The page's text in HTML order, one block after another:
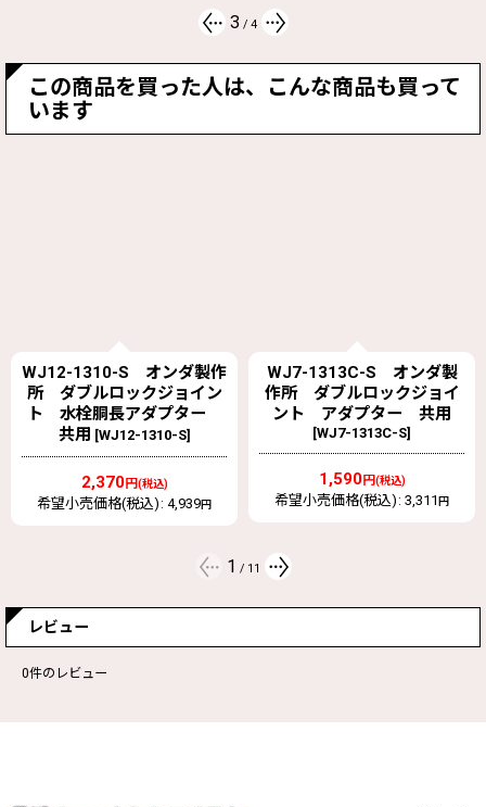
4 / 4
この商品を買った人は、こんな商品も買って
います
WJ7-1313C-S オンダ製
作所 ダブルロックジョイ
ント アダプター 共用
[WJ7-1313C-S]
1,590円(税込)
希望小売価格(税込) : 3,311円
WJ7-1313-S オンダ製作
所 ダブルロックジョイン
ト アダプター 共用 [WJ7-
1313-S]
1,357円(税込)
希望小売価格(税込) : 2,827 円
2 / 11
レビュー
0件のレビュー